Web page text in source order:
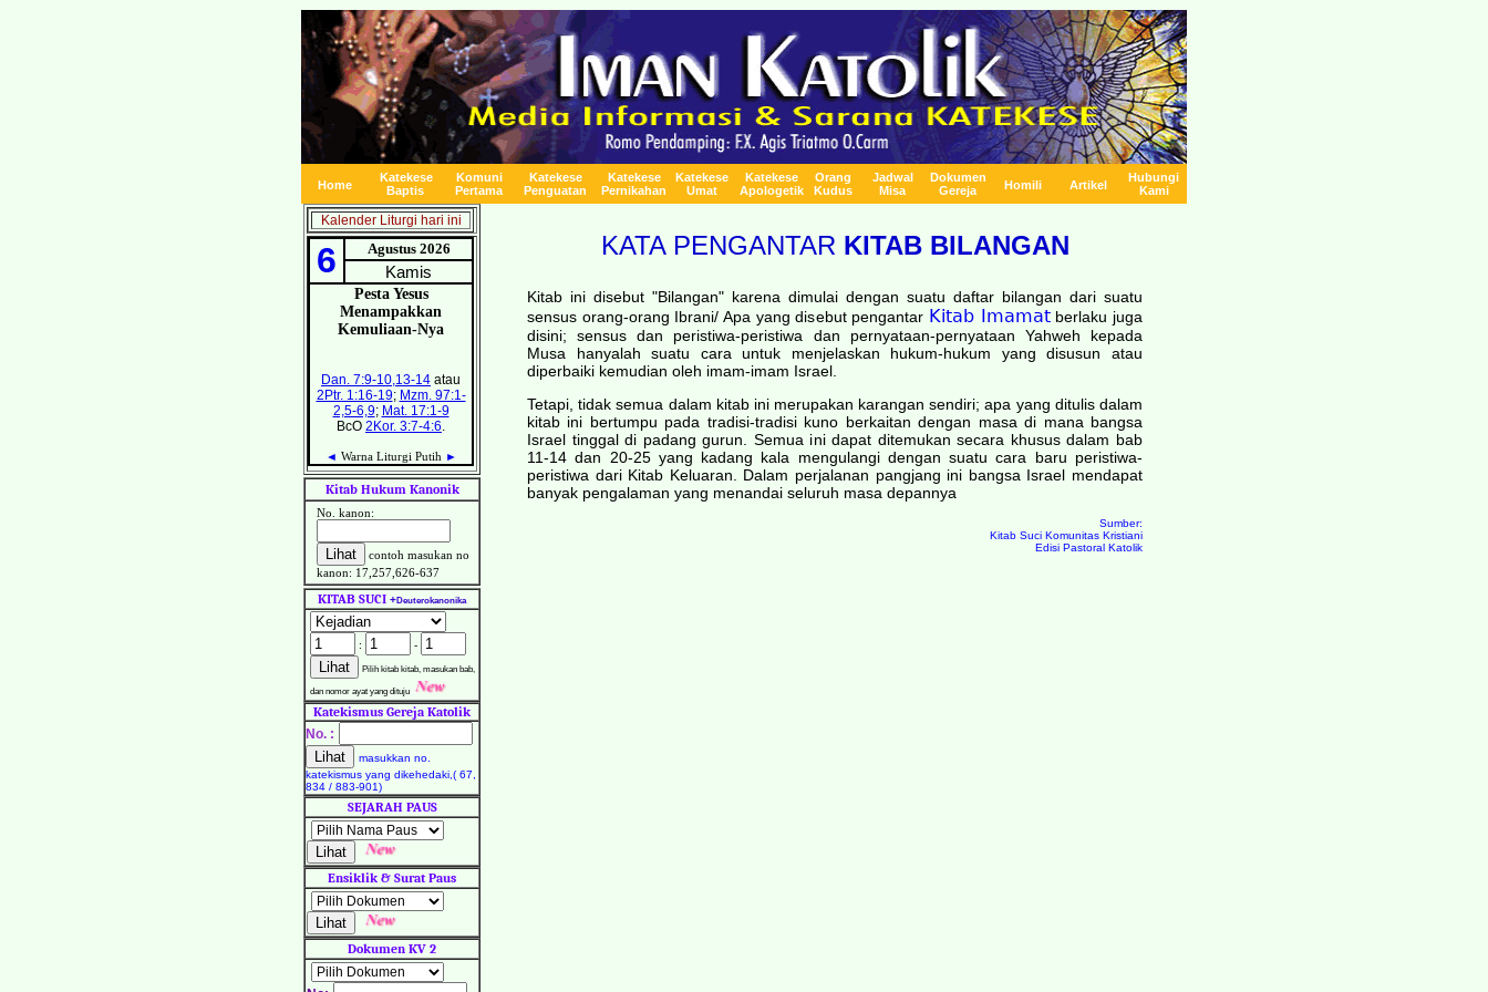
Home
Katekese
Baptis
Komuni
Pertama
Katekese
Penguatan
Katekese
Pernikahan
Katekese
Umat
Katekese
Apologetik
Orang
Kudus
Jadwal
Misa
Dokumen
Gereja
Homili Artikel
Hubungi
Kami
Kalender Liturgi hari ini
Kitab Hukum Kanonik
No. kanon:
contoh masukan no
kanon: 17,257,626-637
KITAB SUCI +Deuterokanonika
: -
Pilih kitab kitab, masukan bab,
dan nomor ayat yang dituju
Katekismus Gereja Katolik
No. :
masukkan no.
katekismus yang dikehedaki,( 67,
834 / 883-901)
SEJARAH PAUS
Ensiklik & Surat Paus
Dokumen KV 2
KATA PENGANTAR KITAB BILANGAN
Kitab ini disebut "Bilangan" karena dimulai dengan suatu daftar bilangan dari suatu
sensus orang-orang Ibrani/ Apa yang disebut pengantar Kitab Imamatberlaku juga
disini; sensus dan peristiwa-peristiwa dan pernyataan-pernyataan Yahweh kepada
Musa hanyalah suatu cara untuk menjelaskan hukum-hukum yang disusun atau
diperbaiki kemudian oleh imam-imam Israel.
Tetapi, tidak semua dalam kitab ini merupakan karangan sendiri; apa yang ditulis dalam
kitab ini bertumpu pada tradisi-tradisi kuno berkaitan dengan masa di mana bangsa
Israel tinggal di padang gurun. Semua ini dapat ditemukan secara khusus dalam bab
11-14 dan 20-25 yang kadang kala mengulangi dengan suatu cara baru peristiwa-
peristiwa dari Kitab Keluaran. Dalam perjalanan pangjang ini bangsa Israel mendapat
banyak pengalaman yang menandai seluruh masa depannya
Sumber:
Kitab Suci Komunitas Kristiani
Edisi Pastoral Katolik